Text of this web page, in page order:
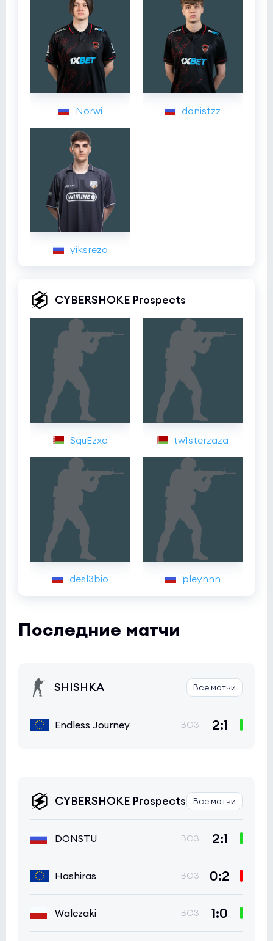
Norwi danistzz
yiksrezo
CYBERSHOKE Prospects
SquEzxc tw1sterzaza
desl3bio pleynnn
Последние матчи
SHISHKA Все матчи
Endless Journey BO3 2:1
CYBERSHOKE Prospects Все матчи
DONSTU BO3 2:1
Hashiras BO3 0:2
Walczaki BO3 1:0